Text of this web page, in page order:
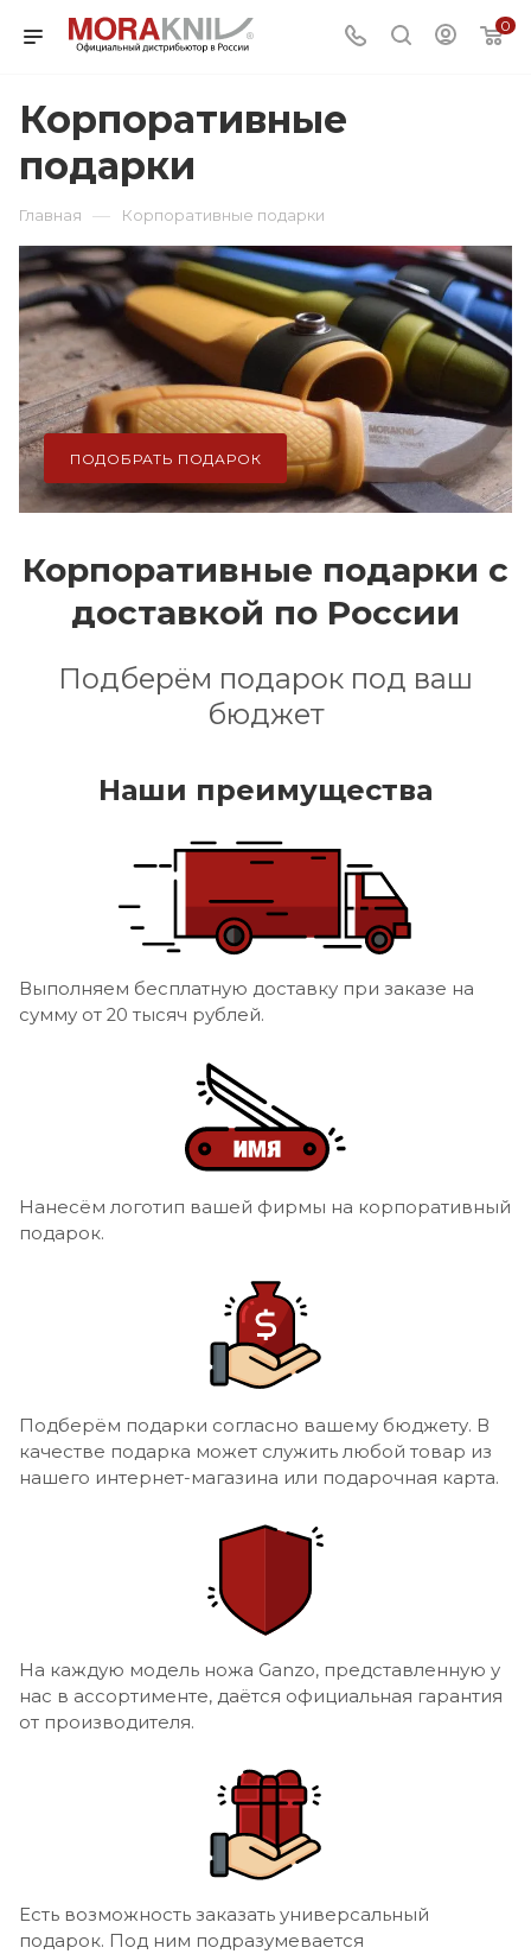
0
Корпоративные
подарки
Главная — Корпоративные подарки
ПОДОБРАТЬ ПОДАРОК
Корпоративные подарки с
доставкой по России
Подберём подарок под ваш
бюджет
Наши преимущества
Выполняем бесплатную доставку при заказе на
сумму от 20 тысяч рублей.
Нанесём логотип вашей фирмы на корпоративный
подарок.
Подберём подарки согласно вашему бюджету. В
качестве подарка может служить любой товар из
нашего интернет-магазина или подарочная карта.
На каждую модель ножа Ganzo, представленную у
нас в ассортименте, даётся официальная гарантия
от производителя.
Есть возможность заказать универсальный
подарок. Под ним подразумевается